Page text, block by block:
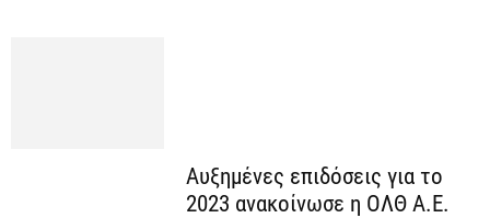
Αυξημένες επιδόσεις για το
2023 ανακοίνωσε η ΟΛΘ Α.Ε.